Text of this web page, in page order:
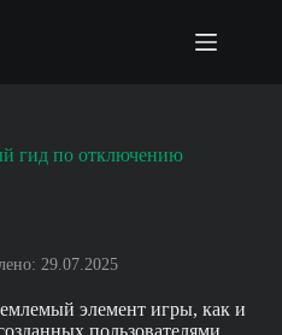
гид по отключению
29.07.2025
элемент игры, как и
пользователями.